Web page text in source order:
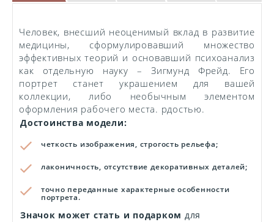
Человек, внесший неоценимый вклад в развитие
медицины, сформулировавший множество
эффективных теорий и основавший психоанализ
как отдельную науку – Зигмунд Фрейд. Его
портрет станет украшением для вашей
коллекции, либо необычным элементом
оформления рабочего места. рдостью.
Достоинства модели:
четкость изображения, строгость рельефа;
лаконичность, отсутствие декоративных деталей;
точно переданные характерные особенности
портрета.
Значок может стать и подарком для